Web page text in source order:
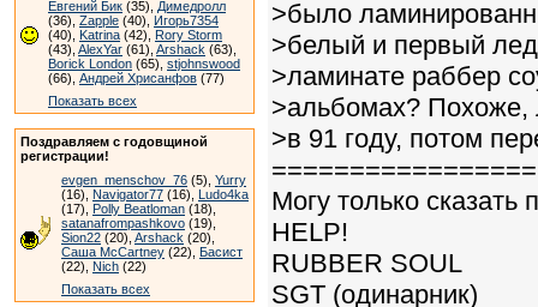
Евгений Бик (35), Димедролл
(36), Zapple (40), Игорь7354
(40), Katrina (42), Rory Storm
(43), AlexYar (61), Arshack (63),
Borick London (65), stjohnswood
(66), Андрей Хрисанфов (77)
Показать всех
Поздравляем с годовщиной
регистрации!
evgen_menschov_76 (5), Yurry
(16), Navigator77 (16), Ludo4ka
(17), Polly Beatloman (18),
satanafrompashkovo (19),
Sion22 (20), Arshack (20),
Саша McCartney (22), Басист
(22), Nich (22)
Показать всех
>было
>белый и первый
>ламинате раббер
>альбомах?
>в 91 году, потом
Могу только сказать
HELP!
RUBBER SOUL
SGT (одинарник)